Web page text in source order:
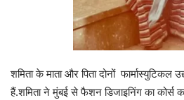
शमिता के माता और पिता दोनों फार्मास्युटिकल
हैं.शमिता ने मुंबई से फैशन डिजाइनिंग का कोर्स